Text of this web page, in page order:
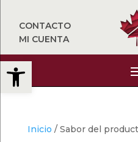
Abrir barra de
CONTACTO
MI CUENTA
Inicio / Sabor del